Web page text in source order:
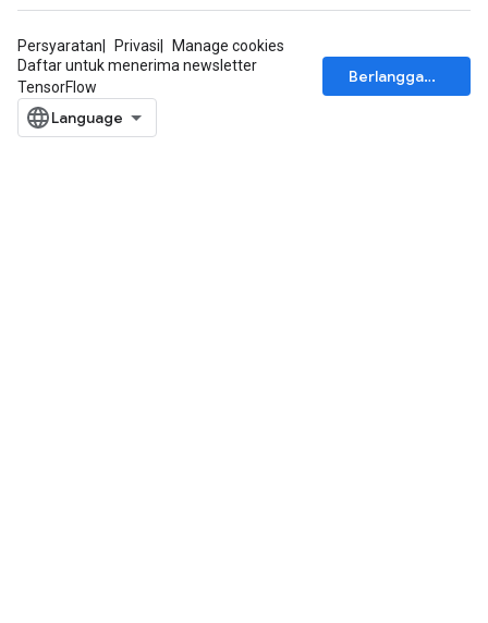
Persyaratan Privasi
Manage cookies
Daftar untuk menerima newsletter
TensorFlow
Berlangganan